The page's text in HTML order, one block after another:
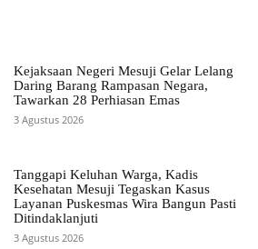
Kejaksaan Negeri Mesuji Gelar Lelang
Daring Barang Rampasan Negara,
Tawarkan 28 Perhiasan Emas
3 Agustus 2026
Tanggapi Keluhan Warga, Kadis
Kesehatan Mesuji Tegaskan Kasus
Layanan Puskesmas Wira Bangun Pasti
Ditindaklanjuti
3 Agustus 2026